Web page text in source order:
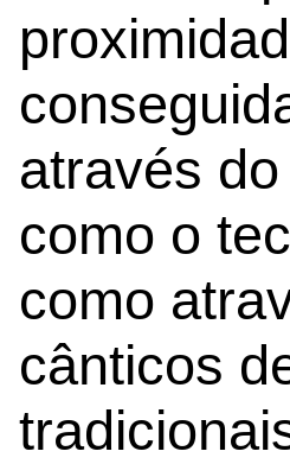
através
como o
como
cânticos